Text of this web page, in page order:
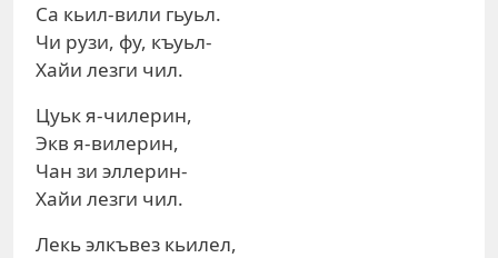
Са кьил-вили гьуьл.
Чи рузи, фу, къуьл-
Хайи лезги чил.
Цуьк я-чилерин,
Экв я-вилерин,
Чан зи эллерин-
Хайи лезги чил.
Лекь элкъвез кьилел,